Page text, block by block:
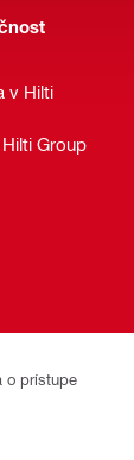
v Hilti
Group
o prístupe